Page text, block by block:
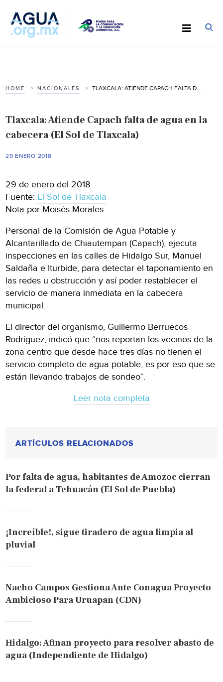
HOME NACIONALES
Tlaxcala: Atiende Capach falta de agua en la
cabecera (El Sol de Tlaxcala)
29 ENERO 2018
29 de enero del 2018
Fuente: El Sol de Tlaxcala
Nota por Moisés Morales
Personal de la Comisión de Agua Potable y
Alcantarillado de Chiautempan (Capach), ejecuta
inspecciones en las calles de Hidalgo Sur, Manuel
Saldaña e Iturbide, para detectar el taponamiento en
las redes u obstrucción y así poder restablecer el
servicio de manera inmediata en la cabecera
municipal.
El director del organismo, Guillermo Berruecos
Rodríguez, indicó que “nos reportan los vecinos de la
zona centro que desde hace tres días no tienen el
servicio completo de agua potable, es por eso que se
están llevando trabajos de sondeo”.
Leer nota completa
ARTÍCULOS RELACIONADOS
Por falta de agua, habitantes de Amozoc cierran
la federal a Tehuacán (El Sol de Puebla)
¡Increíble!, sigue tiradero de agua limpia al
pluvial
Nacho Campos Gestiona Ante Conagua Proyecto
Ambicioso Para Uruapan (CDN)
Hidalgo: Afinan proyecto para resolver abasto de
agua (Independiente de Hidalgo)